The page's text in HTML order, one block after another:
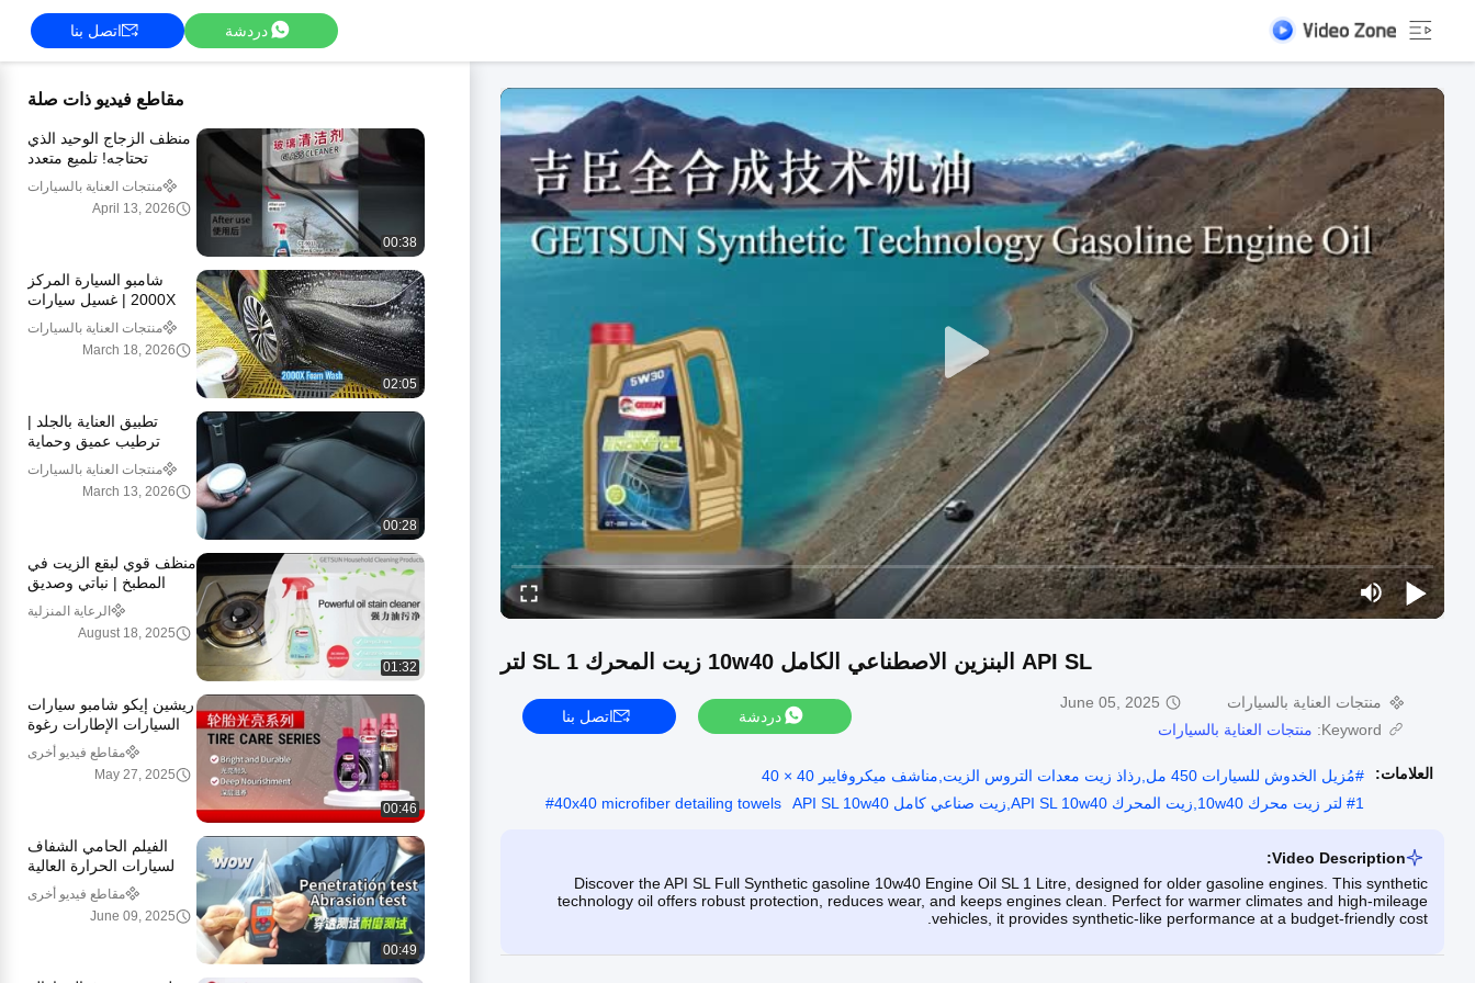
دردشة اتصل بنا
API SL البنزين الاصطناعي الكامل 10w40 زيت المحرك SL 1 لتر
منتجات العناية بالسيارات
June 05, 2025
Keyword:
منتجات العناية بالسيارات
دردشة اتصل بنا
العلامات: #مُزيل الخدوش للسيارات 450 مل,رذاذ زيت معدات التروس الزيت,مناشف ميكروفايبر 40 × 40
#1 لتر زيت محرك 10w40,زيت المحرك API SL 10w40,زيت صناعي كامل API SL 10w40 #40x40 microfiber detailing towels
Video Description:
Discover the API SL Full Synthetic gasoline 10w40 Engine Oil SL 1 Litre, designed for older gasoline engines. This synthetic
technology oil offers robust protection, reduces wear, and keeps engines clean. Perfect for warmer climates and high-mileage
vehicles, it provides synthetic-like performance at a budget-friendly cost.
مقاطع فيديو ذات صلة
00:38
منظف ​​الزجاج الوحيد الذي
تحتاجه! تلميع متعدد
الأسطح للسيارة والمنزل
منتجات العناية بالسيارات
April 13, 2026
02:05
شامبو السيارة المركز
2000X | غسيل سيارات
غني بالرغوة وعملية تنظيف
خالية من الخدوش
منتجات العناية بالسيارات
March 18, 2026
00:28
تطبيق العناية بالجلد |
ترطيب عميق وحماية
طويلة الأمد للأسطح
الجلدية
منتجات العناية بالسيارات
March 13, 2026
01:32
منظف قوي لبقع الزيت في
المطبخ | نباتي وصديق
للبيئة
الرعاية المنزلية
August 18, 2025
00:46
ريشين إيكو شامبو سيارات
السيارات الإطارات رغوة
رشاش سائل 650 مل
مقاطع فيديو أخرى
May 27, 2025
00:49
الفيلم الحامي الشفاف
لسيارات الحرارة العالية
مقاطع فيديو أخرى
June 09, 2025